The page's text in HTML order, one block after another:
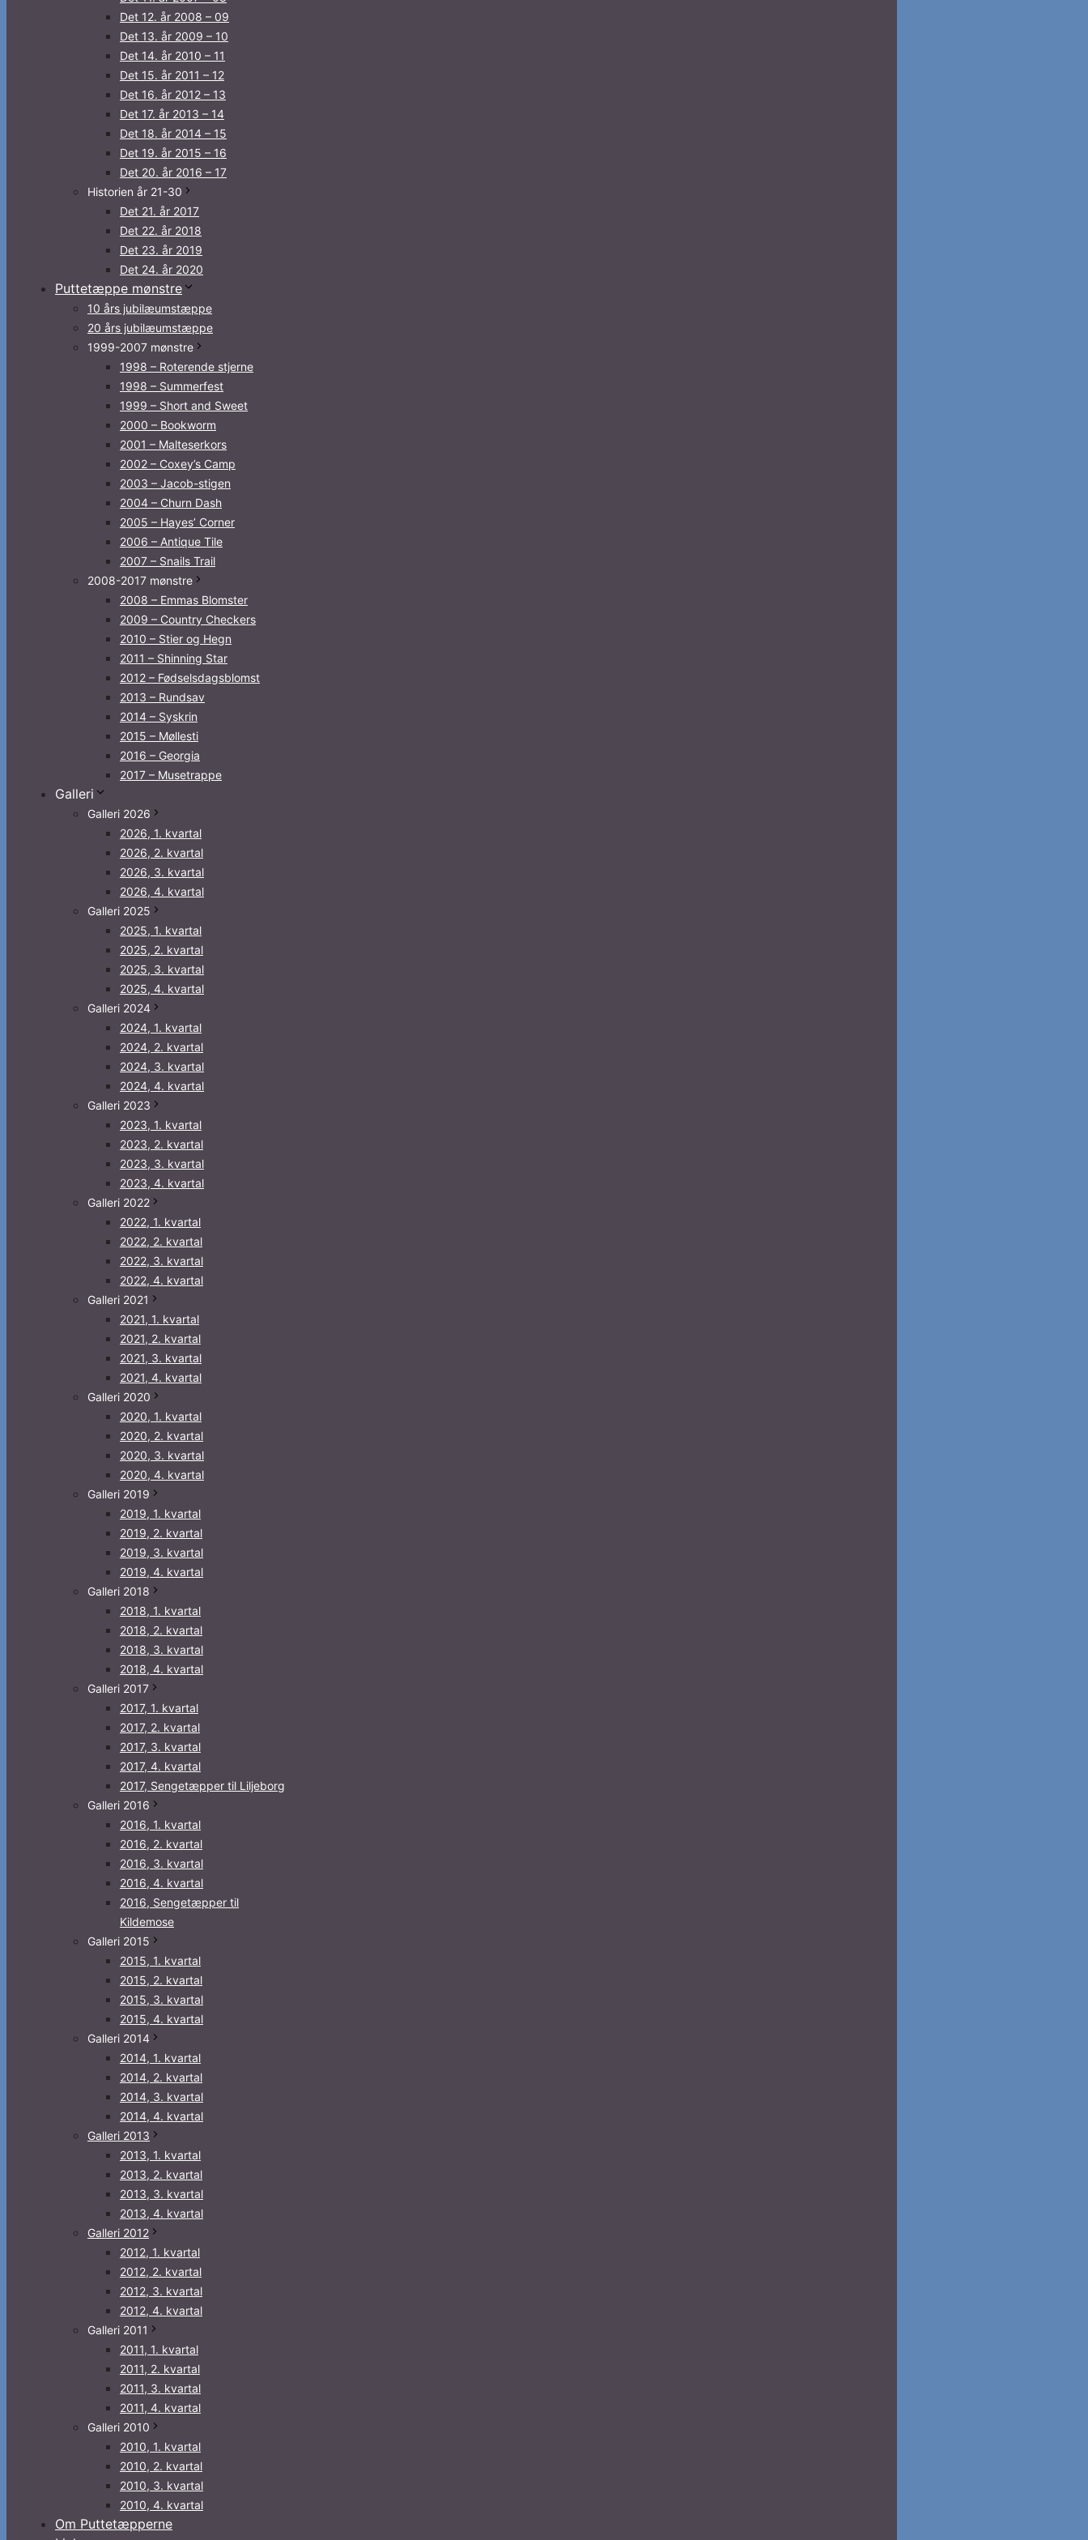
Det 12. år 2008 – 09
Det 13. år 2009 – 10
Det 14. år 2010 – 11
Det 15. år 2011 – 12
Det 16. år 2012 – 13
Det 17. år 2013 – 14
Det 18. år 2014 – 15
Det 19. år 2015 – 16
Det 20. år 2016 – 17
Historien år 21-30
Det 21. år 2017
Det 22. år 2018
Det 23. år 2019
Det 24. år 2020
Puttetæppe mønstre
10 års jubilæumstæppe
20 års jubilæumstæppe
1999-2007 mønstre
1998 – Roterende stjerne
1998 – Summerfest
1999 – Short and Sweet
2000 – Bookworm
2001 – Malteserkors
2002 – Coxey’s Camp
2003 – Jacob-stigen
2004 – Churn Dash
2005 – Hayes’ Corner
2006 – Antique Tile
2007 – Snails Trail
2008-2017 mønstre
2008 – Emmas Blomster
2009 – Country Checkers
2010 – Stier og Hegn
2011 – Shinning Star
2012 – Fødselsdagsblomst
2013 – Rundsav
2014 – Syskrin
2015 – Møllesti
2016 – Georgia
2017 – Musetrappe
Galleri
Galleri 2026
2026, 1. kvartal
2026, 2. kvartal
2026, 3. kvartal
2026, 4. kvartal
Galleri 2025
2025, 1. kvartal
2025, 2. kvartal
2025, 3. kvartal
2025, 4. kvartal
Galleri 2024
2024, 1. kvartal
2024, 2. kvartal
2024, 3. kvartal
2024, 4. kvartal
Galleri 2023
2023, 1. kvartal
2023, 2. kvartal
2023, 3. kvartal
2023, 4. kvartal
Galleri 2022
2022, 1. kvartal
2022, 2. kvartal
2022, 3. kvartal
2022, 4. kvartal
Galleri 2021
2021, 1. kvartal
2021, 2. kvartal
2021, 3. kvartal
2021, 4. kvartal
Galleri 2020
2020, 1. kvartal
2020, 2. kvartal
2020, 3. kvartal
2020, 4. kvartal
Galleri 2019
2019, 1. kvartal
2019, 2. kvartal
2019, 3. kvartal
2019, 4. kvartal
Galleri 2018
2018, 1. kvartal
2018, 2. kvartal
2018, 3. kvartal
2018, 4. kvartal
Galleri 2017
2017, 1. kvartal
2017, 2. kvartal
2017, 3. kvartal
2017, 4. kvartal
2017, Sengetæpper til Liljeborg
Galleri 2016
2016, 1. kvartal
2016, 2. kvartal
2016, 3. kvartal
2016, 4. kvartal
2016, Sengetæpper til
Kildemose
Galleri 2015
2015, 1. kvartal
2015, 2. kvartal
2015, 3. kvartal
2015, 4. kvartal
Galleri 2014
2014, 1. kvartal
2014, 2. kvartal
2014, 3. kvartal
2014, 4. kvartal
Galleri 2013
2013, 1. kvartal
2013, 2. kvartal
2013, 3. kvartal
2013, 4. kvartal
Galleri 2012
2012, 1. kvartal
2012, 2. kvartal
2012, 3. kvartal
2012, 4. kvartal
Galleri 2011
2011, 1. kvartal
2011, 2. kvartal
2011, 3. kvartal
2011, 4. kvartal
Galleri 2010
2010, 1. kvartal
2010, 2. kvartal
2010, 3. kvartal
2010, 4. kvartal
Om Puttetæpperne